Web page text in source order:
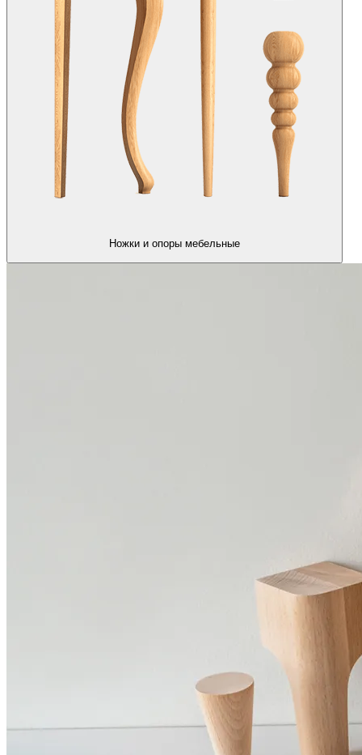
Ножки и опоры мебельные